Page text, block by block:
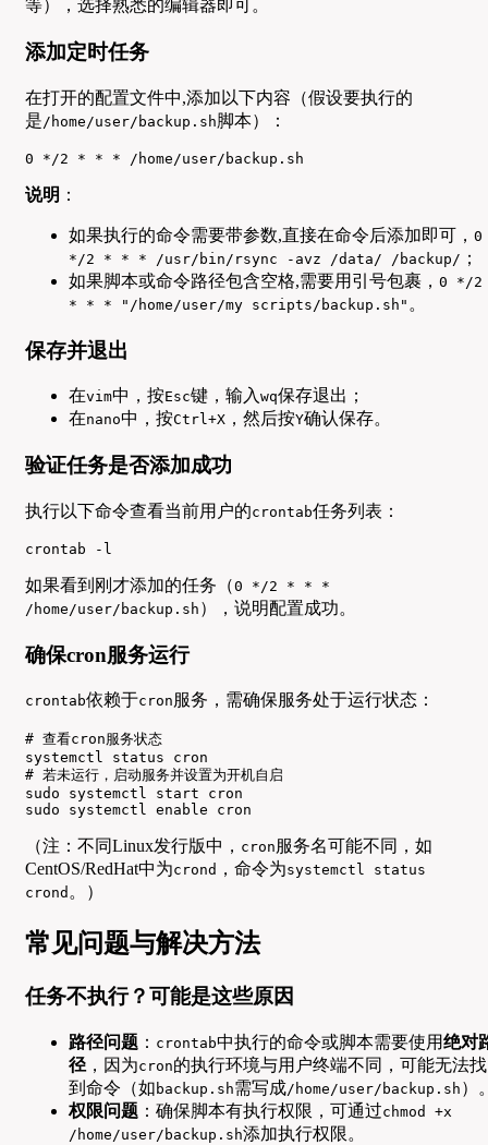
等），选择熟悉的编辑器即可。
添加定时任务
在打开的配置文件中,添加以下内容（假设要执行的
是 /home/user/backup.sh脚本）：
0 */2 * * * /home/user/backup.sh
说明 ：
如果执行的命令需要带参数,直接在命令后添加即可， 0
*/2 * * * /usr/bin/rsync -avz /data/ /backup/ ；
如果脚本或命令路径包含空格,需要用引号包裹， 0 */2
* * * "/home/user/my scripts/backup.sh" 。
保存并退出
在vim中，按Esc键，输入 wq保存退出；
在nano中，按Ctrl+X ，然后按Y确认保存。
验证任务是否添加成功
执行以下命令查看当前用户的crontab任务列表：
crontab -l
如果看到刚才添加的任务（0 */2 * * *
/home/user/backup.sh ），说明配置成功。
确保cron服务运行
crontab依赖于cron 服务，需确保服务处于运行状态：
# 查看cron服务状态
systemctl status cron
# 若未运行，启动服务并设置为开机自启
sudo systemctl start cron
sudo systemctl enable cron
（注：不同Linux发行版中， cron 服务名可能不同，如
CentOS/RedHat中为crond ，命令为systemctl status
crond 。）
常见问题与解决方法
任务不执行？可能是这些原因
路径问题 ： crontab中执行的命令或脚本需要使用绝对
径 ，因为cron的执行环境与用户终端不同，可能无法找
到命令（如 backup.sh需写成/home/user/backup.sh ）
权限问题 ：确保脚本有执行权限，可通过chmod +x
/home/user/backup.sh添加执行权限。